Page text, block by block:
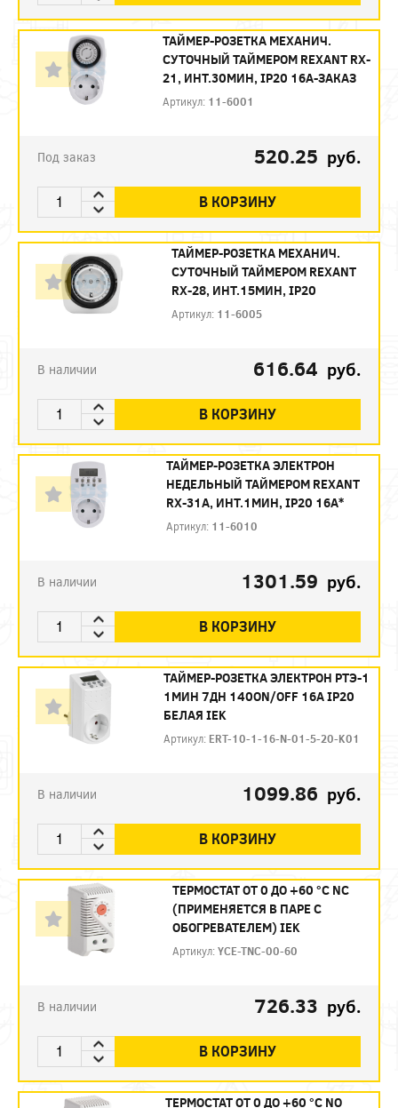
ТАЙМЕР-РОЗЕТКА МЕХАНИЧ.
СУТОЧНЫЙ ТАЙМЕРОМ REXANT RX-
21, ИНТ.30МИН, IP20 16А-ЗАКАЗ
Артикул: 11-6001
Под заказ 520.25 руб.
В КОРЗИНУ
ТАЙМЕР-РОЗЕТКА МЕХАНИЧ.
СУТОЧНЫЙ ТАЙМЕРОМ REXANT
RX-28, ИНТ.15МИН, IP20
Артикул: 11-6005
В наличии 616.64 руб.
В КОРЗИНУ
ТАЙМЕР-РОЗЕТКА ЭЛЕКТРОН
НЕДЕЛЬНЫЙ ТАЙМЕРОМ REXANT
RX-31А, ИНТ.1МИН, IP20 16А*
Артикул: 11-6010
В наличии 1301.59 руб.
В КОРЗИНУ
ТАЙМЕР-РОЗЕТКА ЭЛЕКТРОН РТЭ-1
1МИН 7ДН 140ON/OFF 16А IP20
БЕЛАЯ IEK
Артикул: ERT-10-1-16-N-01-5-20-K01
В наличии 1099.86 руб.
В КОРЗИНУ
ТЕРМОСТАТ ОТ 0 ДО +60 °C NC
(ПРИМЕНЯЕТСЯ В ПАРЕ С
ОБОГРЕВАТЕЛЕМ) IEK
Артикул:YCE-TNC-00-60
В наличии 726.33 руб.
В КОРЗИНУ
ТЕРМОСТАТ ОТ 0 ДО +60 °C NO